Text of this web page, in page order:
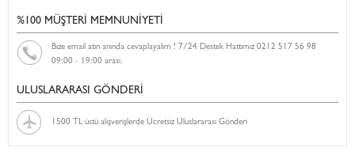
%100 MÜŞTERİ MEMNUNİYETİ
Bize email atın anında cevaplayalım ! 7/24 Destek Hattımız 0212 517 56 98
09:00 - 19:00 arası.
ULUSLARARASI GÖNDERİ
1500 TL üstü alışverişlerde Ücretsiz Uluslararası Gönderi